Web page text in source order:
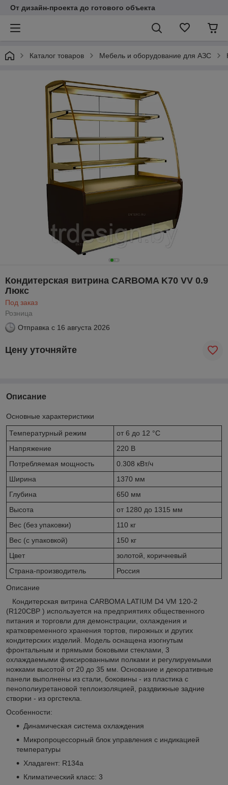
От дизайн-проекта до готового объекта
Каталог товаров Мебель и оборудование для АЗС
Кондитерская витрина CARBOMA K70 VV 0.9
Люкс
Под заказ
Розница
Отправка с 16 августа 2026
Цену уточняйте
Описание
Основные характеристики
Температурный режим
от 6 до 12 °С
Напряжение
220 В
Потребляемая мощность
0.308 кВт/ч
Ширина
1370 мм
Глубина
650 мм
Высота
от 1280 до 1315 мм
Вес (без упаковки)
110 кг
Вес (с упаковкой)
150 кг
Цвет
золотой, коричневый
Страна-производитель
Россия
Описание
Кондитерская витрина CARBOMA LATIUM D4 VM 120-2
(R120CВР ) используется на предприятиях общественного
питания и торговли для демонстрации, охлаждения и
кратковременного хранения тортов, пирожных и других
кондитерских изделий. Модель оснащена изогнутым
фронтальным и прямыми боковыми стеклами, 3
охлаждаемыми фиксированными полками и регулируемыми
ножками высотой от 20 до 35 мм. Основание и декоративные
панели выполнены из стали, боковины - из пластика с
пенополиуретановой теплоизоляцией, раздвижные задние
створки - из оргстекла.
Особенности:
Динамическая система охлаждения
Микропроцессорный блок управления с индикацией
температуры
Хладагент: R134a
Климатический класс: 3